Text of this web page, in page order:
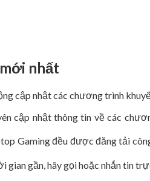
nhất
cập nhật các chương trình
cập nhật thông tin về các
Gaming đều được đăng tải
gian gần, hãy gọi hoặc nhắn tin